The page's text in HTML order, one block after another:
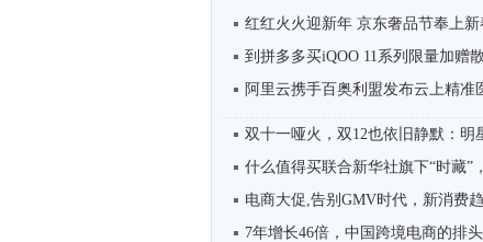
红红火火迎新年 京东奢品节奉上新
到拼多多买iQOO 11系列限量加赠
阿里云携手百奥利盟发布云上精准
双十一哑火，双12也依旧静默：明
什么值得买联合新华社旗下“时藏”
电商大促,告别GMV时代，新消费
7年增长46倍，中国跨境电商的排